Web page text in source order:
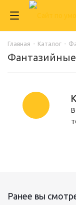
Главная - Каталог -
Фантазийные
Ранее вы